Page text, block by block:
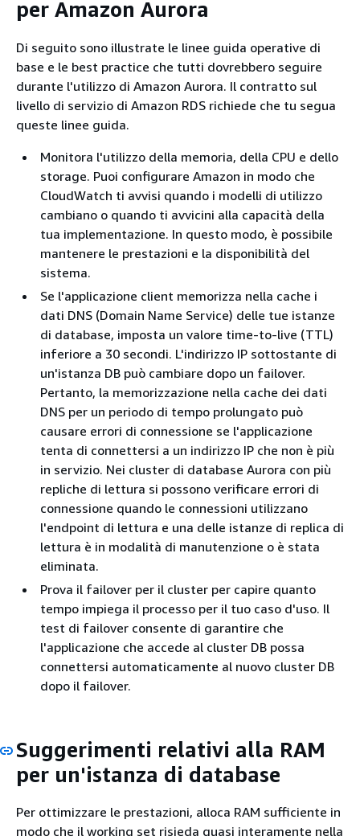
per Amazon Aurora
Di seguito sono illustrate le linee guida operative di
base e le best practice che tutti dovrebbero seguire
durante l'utilizzo di Amazon Aurora. Il contratto sul
livello di servizio di Amazon RDS richiede che tu segua
queste linee guida.
Monitora l'utilizzo della memoria, della CPU e dello
storage. Puoi configurare Amazon in modo che
CloudWatch ti avvisi quando i modelli di utilizzo
cambiano o quando ti avvicini alla capacità della
tua implementazione. In questo modo, è possibile
mantenere le prestazioni e la disponibilità del
sistema.
Se l'applicazione client memorizza nella cache i
dati DNS (Domain Name Service) delle tue istanze
di database, imposta un valore time-to-live (TTL)
inferiore a 30 secondi. L'indirizzo IP sottostante di
un'istanza DB può cambiare dopo un failover.
Pertanto, la memorizzazione nella cache dei dati
DNS per un periodo di tempo prolungato può
causare errori di connessione se l'applicazione
tenta di connettersi a un indirizzo IP che non è più
in servizio. Nei cluster di database Aurora con più
repliche di lettura si possono verificare errori di
connessione quando le connessioni utilizzano
l'endpoint di lettura e una delle istanze di replica di
lettura è in modalità di manutenzione o è stata
eliminata.
Prova il failover per il cluster per capire quanto
tempo impiega il processo per il tuo caso d'uso. Il
test di failover consente di garantire che
l'applicazione che accede al cluster DB possa
connettersi automaticamente al nuovo cluster DB
dopo il failover.
Suggerimenti relativi alla RAM
per un'istanza di database
Per ottimizzare le prestazioni, alloca RAM sufficiente in
modo che il working set risieda quasi interamente nella